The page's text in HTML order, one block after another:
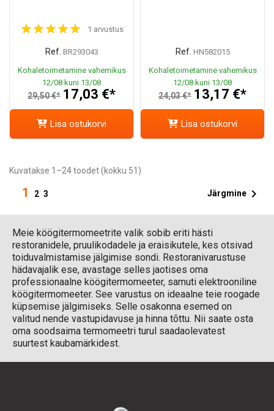
1 arvustus
Ref. BR293043
Kohaletoimetamine vahemikus
12/08 kuni 13/08
29,50 €* 17,03 €*
Lisa ostukorvi
Ref. HN582015
Kohaletoimetamine vahemikus
12/08 kuni 13/08
24,03 €* 13,17 €*
Lisa ostukorvi
Kuvatakse 1–24 toodet (kokku 51)
1 2 3 Järgmine 
Meie köögitermomeetrite valik sobib eriti hästi
restoranidele, pruulikodadele ja eraisikutele, kes otsivad
toiduvalmistamise jälgimise sondi. Restoranivarustuse
hädavajalik ese, avastage selles jaotises oma
professionaalne köögitermomeeter, samuti elektrooniline
köögitermomeeter. See varustus on ideaalne teie roogade
küpsemise jälgimiseks. Selle osakonna esemed on
valitud nende vastupidavuse ja hinna tõttu. Nii saate osta
oma soodsaima termomeetri turul saadaolevatest
suurtest kaubamärkidest.